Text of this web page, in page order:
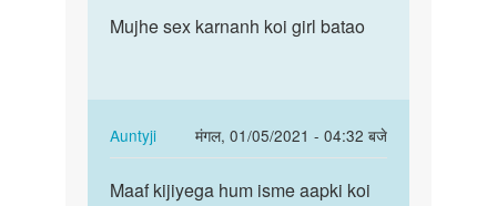
to
Hum
kya
by
Mujhe
koi
girl…
Mujhe sex karnanh koi girl batao
Auntyji
मंगल, 01/05/2021 - 04:32 बजे
In
reply
to
Maaf
Maaf kijiyega hum isme aapki koi